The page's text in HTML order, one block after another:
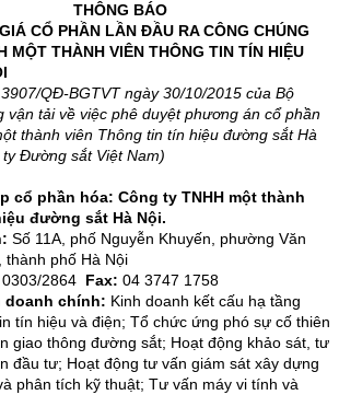
BÁO
PHẦN LẦN ĐẦU RA CÔNG CHÚNG
MỘT THÀNH VIÊN THÔNG TIN TÍN HIỆU
QĐ-BGTVT ngày 30/10/2015 của Bộ
vận tải về việc phê duyệt phương án cổ phần
thành viên Thông tin tín hiệu đường sắt Hà
Đường sắt Việt Nam)
cổ phần hóa: Công ty TNHH một thành
đường sắt Hà Nội.
Số 11A, phố Nguyễn Khuyến, phường Văn
thành phố Hà Nội
2864 Fax: 04 3747 1758
doanh chính: Kinh doanh kết cấu hạ tầng
tín hiệu và điện; Tổ chức ứng phó sự cố thiên
giao thông đường sắt; Hoạt động khảo sát, tư
đầu tư; Hoạt động tư vấn giám sát xây dựng
phân tích kỹ thuật; Tư vấn máy vi tính và